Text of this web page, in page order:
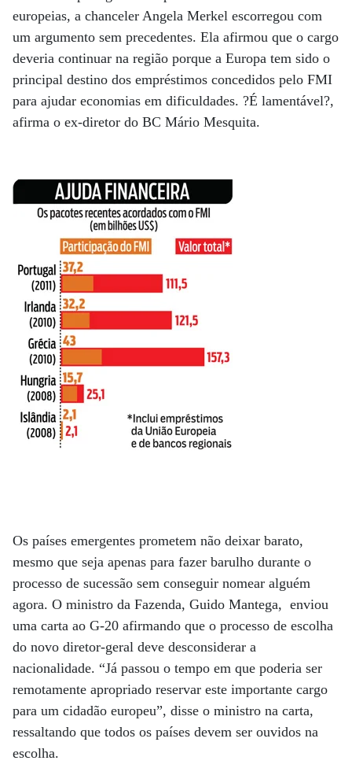
europeias, a chanceler Angela Merkel escorregou com
um argumento sem precedentes. Ela afirmou que o cargo
deveria continuar na região porque a Europa tem sido o
principal destino dos empréstimos concedidos pelo FMI
para ajudar economias em dificuldades. ?É lamentável?,
afirma o ex-diretor do BC Mário Mesquita.
Os países emergentes prometem não deixar barato,
mesmo que seja apenas para fazer barulho durante o
processo de sucessão sem conseguir nomear alguém
agora. O ministro da Fazenda, Guido Mantega, enviou
uma carta ao G-20 afirmando que o processo de escolha
do novo diretor-geral deve desconsiderar a
nacionalidade. “Já passou o tempo em que poderia ser
remotamente apropriado reservar este importante cargo
para um cidadão europeu”, disse o ministro na carta,
ressaltando que todos os países devem ser ouvidos na
escolha.